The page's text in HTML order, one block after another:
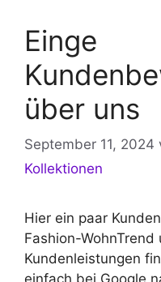
Einge
über uns
September 11, 2024
Kollektionen
Hier ein paar
Fashion-
Kundenleistungen